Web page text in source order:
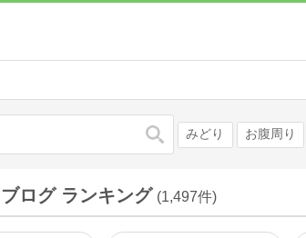
検索 みどり お腹周り
ログ ランキング (1,497件)